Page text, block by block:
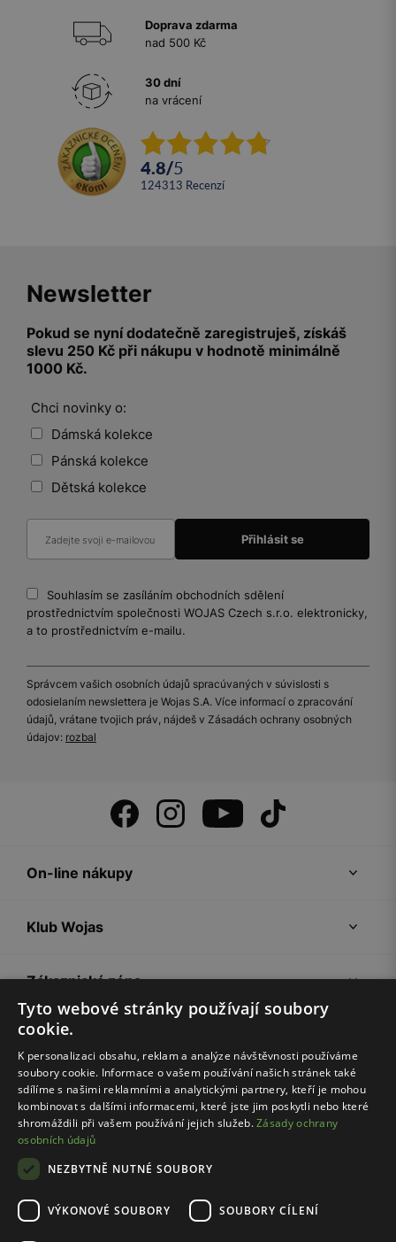
Doprava zdarma
nad 500 Kč
30 dní
na vrácení
4.8/5
124313 recenzí
Newsletter
Pokud se nyní dodatečně zaregistruješ, získáš
slevu 250 Kč při nákupu v hodnotě minimálně
1000 Kč.
Chci novinky o:
Dámská kolekce
Pánská kolekce
Dětská kolekce
Souhlasím se zasíláním obchodních sdělení
prostřednictvím společnosti WOJAS Czech s.r.o. elektronicky,
a to prostřednictvím e-mailu.
Správcem vašich osobních údajů spracúvaných v súvislosti s
odosielaním newslettera je Wojas S.A. Více informací o zpracování
údajů, vrátane tvojich práv, nájdeš v Zásadách ochrany osobných
údajov: rozbal
On-line nákupy
Klub Wojas
Zákaznická zóna
Společnost Wojas
Rady
Tyto webové stránky používají soubory
cookie.
K personalizaci obsahu, reklam a analýze návštěvnosti používáme
soubory cookie. Informace o vašem používání našich stránek také
sdílíme s našimi reklamními a analytickými partnery, kteří je mohou
kombinovat s dalšími informacemi, které jste jim poskytli nebo které
shromáždili při vašem používání jejich služeb.Zásady ochrany
osobních údajů
NEZBYTNĚ NUTNÉ SOUBORY
VÝKONOVÉ SOUBORY SOUBORY CÍLENÍ